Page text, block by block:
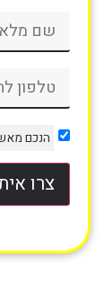
הנכם
צרו